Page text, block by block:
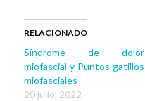
Twitter
(Se
abre
una
ventana
nueva)
Facebook
(Se
abre
en
una
ventana
nueva)
RELACIONADO
Síndrome de dolor
miofascial y Puntos gatillos
miofasciales
20 julio, 2022